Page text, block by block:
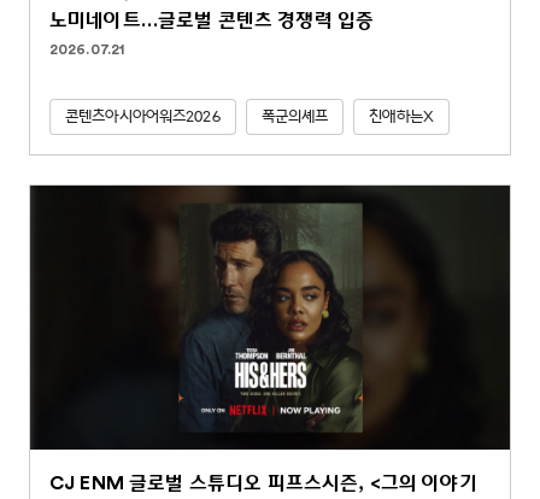
노미네이트…글로벌 콘텐츠 경쟁력 입증
2026.07.21
콘텐츠아시아어워즈2026 폭군의셰프 친애하는X
CJ ENM 글로벌 스튜디오 피프스시즌, <그의 이야기